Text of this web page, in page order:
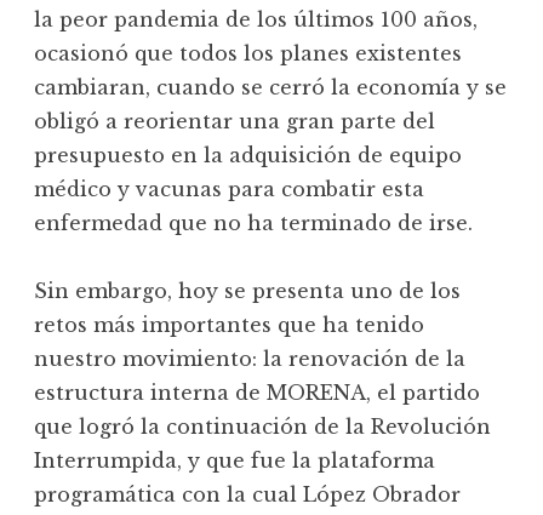
la peor pandemia de los últimos 100 años,
ocasionó que todos los planes existentes
cambiaran, cuando se cerró la economía y se
obligó a reorientar una gran parte del
presupuesto en la adquisición de equipo
médico y vacunas para combatir esta
enfermedad que no ha terminado de irse.
Sin embargo, hoy se presenta uno de los
retos más importantes que ha tenido
nuestro movimiento: la renovación de la
estructura interna de MORENA, el partido
que logró la continuación de la Revolución
Interrumpida, y que fue la plataforma
programática con la cual López Obrador